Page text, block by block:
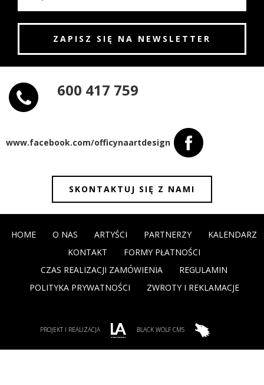
600 417 759
www.facebook.com/officynaartdesign
SKONTAKTUJ SIĘ Z NAMI
HOME O NAS ARTYŚCI PARTNERZY
KALENDARZ
KONTAKT
FORMY PŁATNOŚCI
CZAS REALIZACJI ZAMÓWIENIA
REGULAMIN
POLITYKA PRYWATNOŚCI
ZWROTY I REKLAMACJE
PROJEKT I REALIZACJA BLACK WOLF CMS